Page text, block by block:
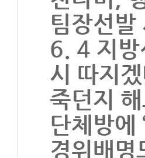
팀장선
6. 4 지방
시 따지
죽던지
단체방에
경위배명